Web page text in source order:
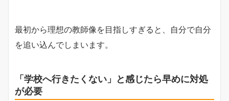
最初から理想の教師像を目指しすぎると、自分で自分
を追い込んでしまいます。
「学校へ行きたくない」と感じたら早めに対処
が必要